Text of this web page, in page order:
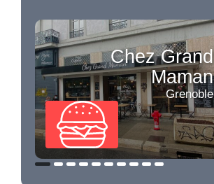
Chez Grand
Maman
Grenoble